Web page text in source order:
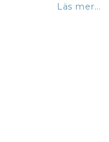
Läs mer...